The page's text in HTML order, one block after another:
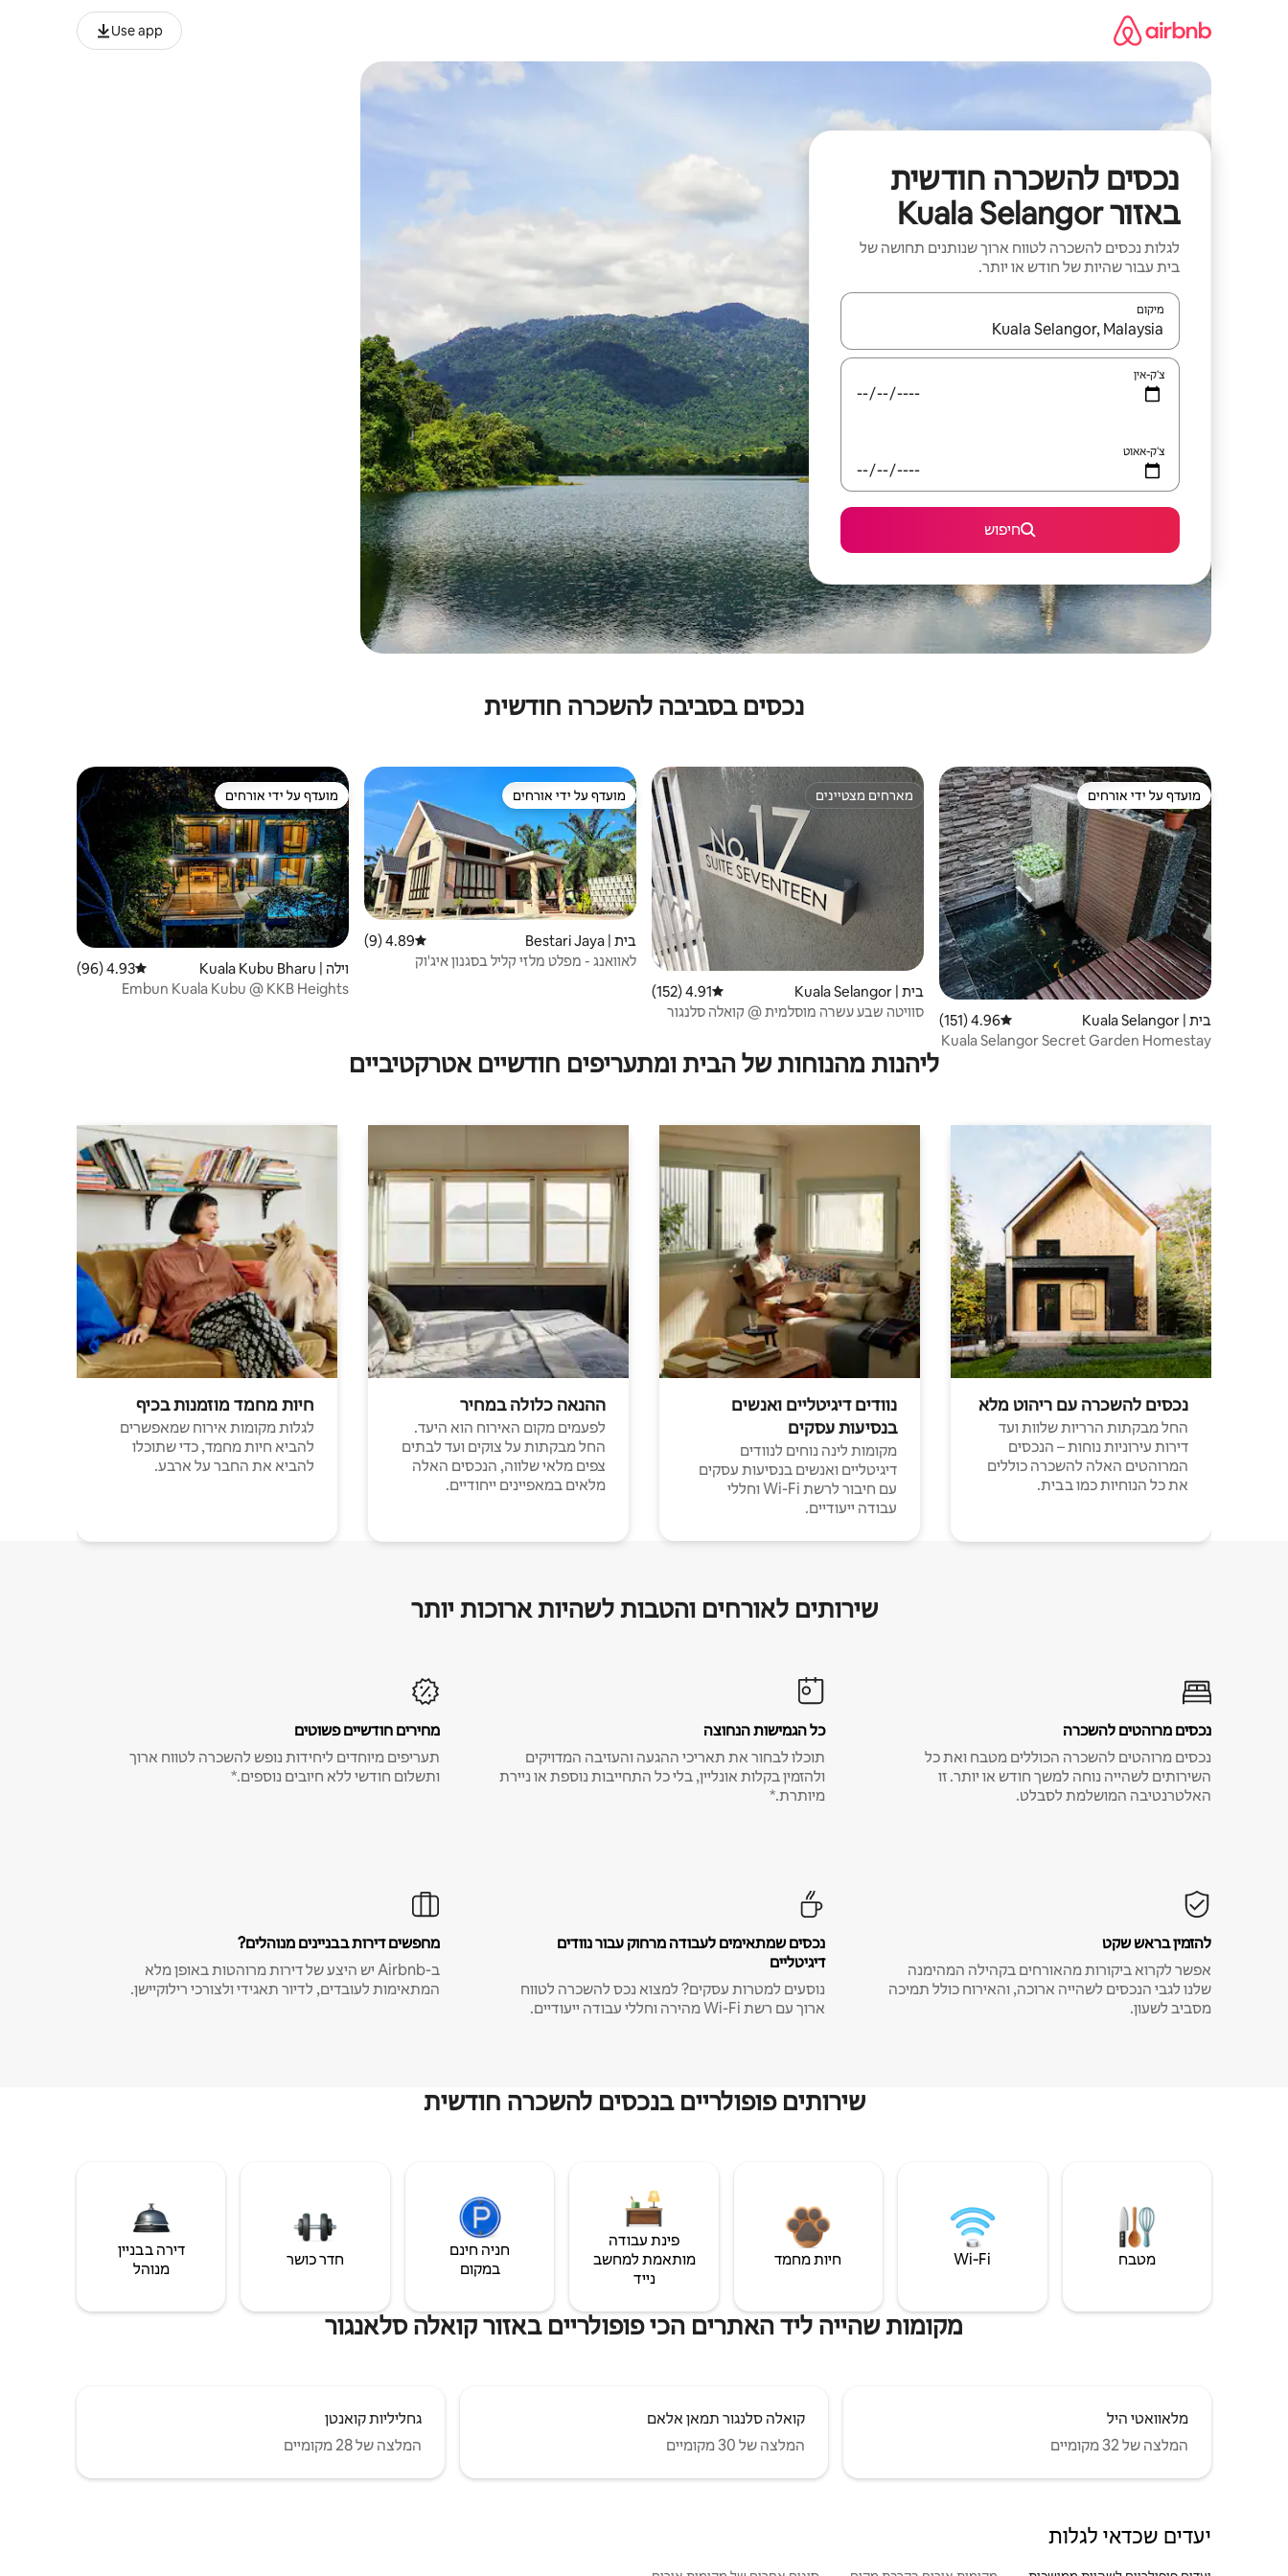
Use app
נכסים להשכרה חודשית
באזור Kuala Selangor
לגלות נכסים להשכרה לטווח ארוך שנותנים תחושה של
בית עבור שהיות של חודש או יותר.
מיקום
כאשר התוצאות יהיו זמינות, יש לנווט עם מקשי החיצים למעלה ולמטה או לעיין בעזרת תנועות מגע או החלקה.
צ'ק-אין
צ'ק-אאוט
חיפוש
נכסים בסביבה להשכרה חודשית
מועדף על ידי אורחים
מועדף על ידי אורחים
בית | Kuala Selangor דירוג ממוצע של 4.96 מתוך 5, 151 ביקורות
4.96 (151)
Kuala Selangor Secret Garden Homestay
מארחים מצטיינים
מארחים מצטיינים
בית | Kuala Selangor דירוג ממוצע של 4.91 מתוך 5, 152 ביקורות
4.91 (152)
סוויטה שבע עשרה מוסלמית @ קואלה סלנגור
מועדף על ידי אורחים
מועדף על ידי אורחים
בית | Bestari Jaya דירוג ממוצע של 4.89 מתוך 5, 9 ביקורות
4.89 (9)
לאוואנג - מפלט מלזי קליל בסגנון איג'וק
מועדף על ידי אורחים
מועדף על ידי אורחים
וילה | Kuala Kubu Bharu דירוג ממוצע של 4.93 מתוך 5, 96 ביקורות
4.93 (96)
Embun Kuala Kubu @ KKB Heights
ליהנות מהנוחות של הבית ומתעריפים חודשיים אטרקטיביים
נכסים להשכרה עם ריהוט מלא
החל מבקתות הרריות שלוות ועד
דירות עירוניות נוחות – הנכסים
המרוהטים האלה להשכרה כוללים
את כל הנוחיות כמו בבית.
נוודים דיגיטליים ואנשים
בנסיעות עסקים
מקומות לינה נוחים לנוודים
דיגיטליים ואנשים בנסיעות עסקים
עם חיבור לרשת Wi-Fi וחללי
עבודה ייעודיים.
ההנאה כלולה במחיר
לפעמים מקום האירוח הוא היעד.
החל מבקתות על צוקים ועד לבתים
צפים מלאי שלווה, הנכסים האלה
מלאים במאפיינים ייחודיים.
חיות מחמד מוזמנות בכיף
לגלות מקומות אירוח שמאפשרים
להביא חיות מחמד, כדי שתוכלו
להביא את החבר על ארבע.
שירותים לאורחים והטבות לשהיות ארוכות יותר
נכסים מרוהטים להשכרה
נכסים מרוהטים להשכרה הכוללים מטבח ואת כל
השירותים לשהייה נוחה למשך חודש או יותר. זו
האלטרנטיבה המושלמת לסבלט.
כל הגמישות הנחוצה
תוכלו לבחור את תאריכי ההגעה והעזיבה המדויקים
ולהזמין בקלות אונליין, בלי כל התחייבות נוספת או ניירת
מיותרת.*
מחירים חודשיים פשוטים
תעריפים מיוחדים ליחידות נופש להשכרה לטווח ארוך
ותשלום חודשי ללא חיובים נוספים.*
להזמין בראש שקט
אפשר לקרוא ביקורות מהאורחים בקהילה המהימנה
שלנו לגבי הנכסים לשהייה ארוכה, והאירוח כולל תמיכה
מסביב לשעון.
נכסים שמתאימים לעבודה מרחוק עבור נוודים
דיגיטליים
נוסעים למטרות עסקים? למצוא נכס להשכרה לטווח
ארוך עם רשת Wi-Fi מהירה וחללי עבודה ייעודיים.
מחפשים דירות בבניינים מנוהלים?
ב-Airbnb יש היצע של דירות מרוהטות באופן מלא
המתאימות לעובדים, לדיור תאגידי ולצורכי רילוקיישן.
שירותים פופולריים בנכסים להשכרה חודשית
מטבח Wi‑Fi חיות מחמד
פינת עבודה
מותאמת למחשב
נייד
חניה חינם
במקום
חדר כושר
דירה בבניין
מנוהל
מקומות שהייה ליד האתרים הכי פופולריים באזור קואלה סלאנגור
מלאוואטי היל
המלצה של 32 מקומיים
קואלה סלנגור תמאן אלאם
המלצה של 30 מקומיים
גחליליות קואנטן
המלצה של 28 מקומיים
יעדים שכדאי לגלות